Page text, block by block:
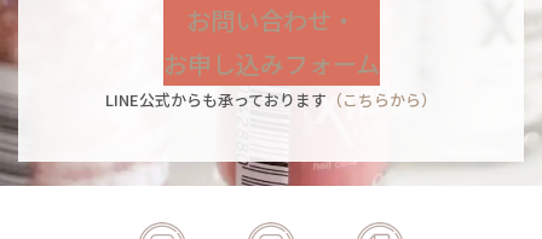
お問い合わせ・
お申し込みフォーム
LINE公式からも承っております （こちらから）